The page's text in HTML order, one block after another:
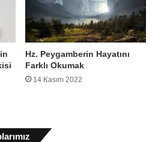
Hz. Peygamberin Hayatını
Farklı Okumak
14 Kasım 2022